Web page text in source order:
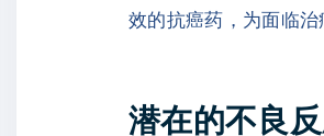
效的抗癌药，为面临治
潜在的不良